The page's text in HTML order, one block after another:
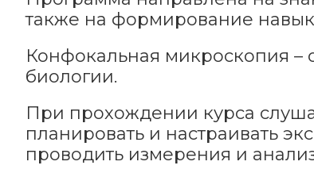
также на формирование
Конфокальная микроскопия –
биологии.
При прохождении курса
планировать и настраивать
проводить измерения и